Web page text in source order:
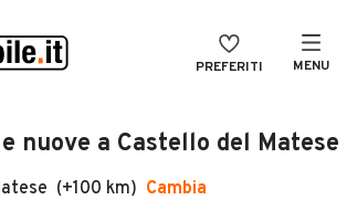
PREFERITI MENU
nuove a Castello del Matese
(+100 km) Cambia